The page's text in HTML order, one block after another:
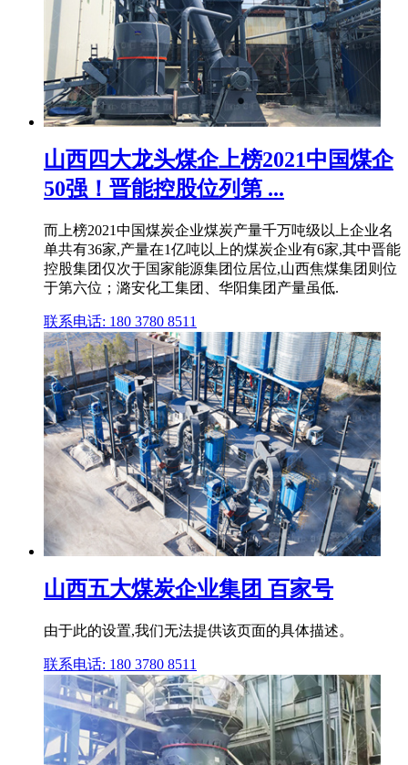
山西四大龙头煤企上榜2021中国煤企
50强！晋能控股位列第 ...
而上榜2021中国煤炭企业煤炭产量千万吨级以上企业名
单共有36家,产量在1亿吨以上的煤炭企业有6家,其中晋能
控股集团仅次于国家能源集团位居位,山西焦煤集团则位
于第六位；潞安化工集团、华阳集团产量虽低.
联系电话: 180 3780 8511
山西五大煤炭企业集团 百家号
由于此的设置,我们无法提供该页面的具体描述。
联系电话: 180 3780 8511